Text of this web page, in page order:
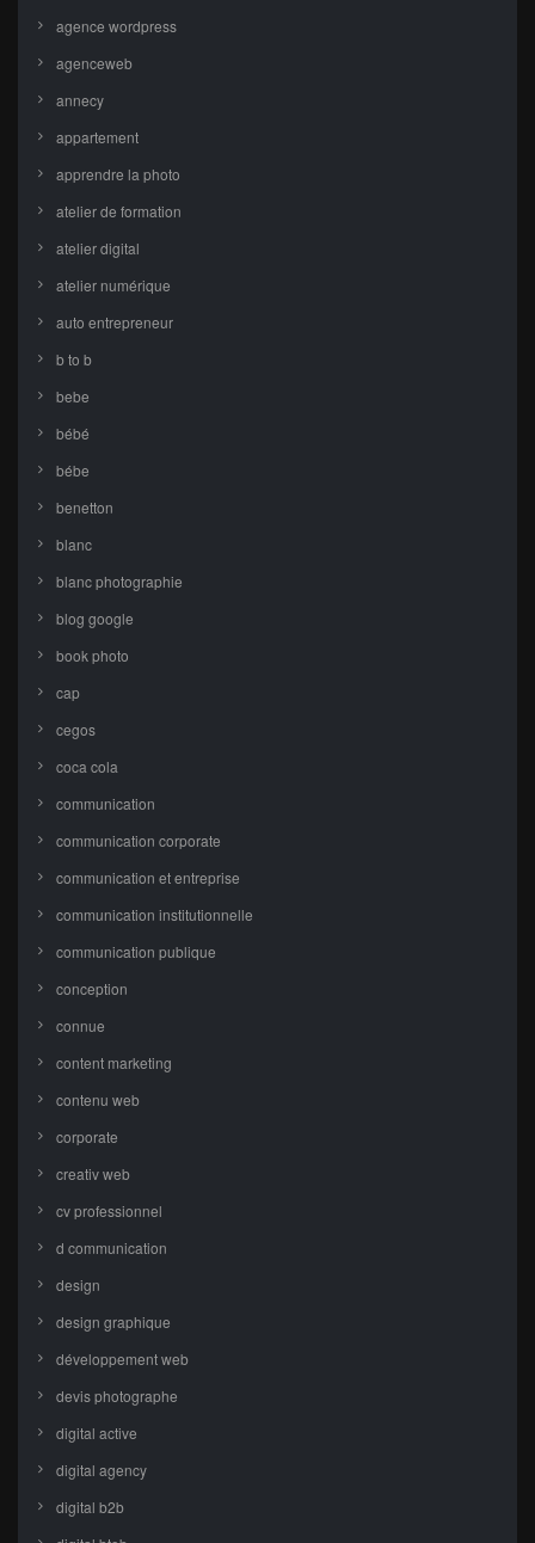
agence wordpress
agenceweb
annecy
appartement
apprendre la photo
atelier de formation
atelier digital
atelier numérique
auto entrepreneur
b to b
bebe
bébé
bébe
benetton
blanc
blanc photographie
blog google
book photo
cap
cegos
coca cola
communication
communication corporate
communication et entreprise
communication institutionnelle
communication publique
conception
connue
content marketing
contenu web
corporate
creativ web
cv professionnel
d communication
design
design graphique
développement web
devis photographe
digital active
digital agency
digital b2b